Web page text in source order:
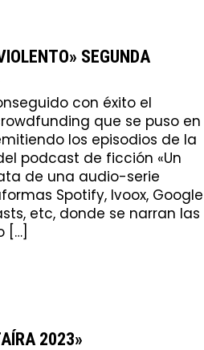
SEGUNDA
con éxito el
que se puso en
los episodios de la
podcast de ficción «Un
de una audio-serie
Spotify, Ivoox, Google
etc, donde se narran las
[…]
2023»